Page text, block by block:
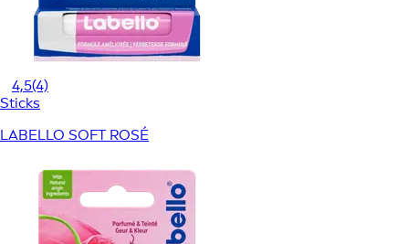
4,5(4)
Sticks
LABELLO SOFT ROSÉ